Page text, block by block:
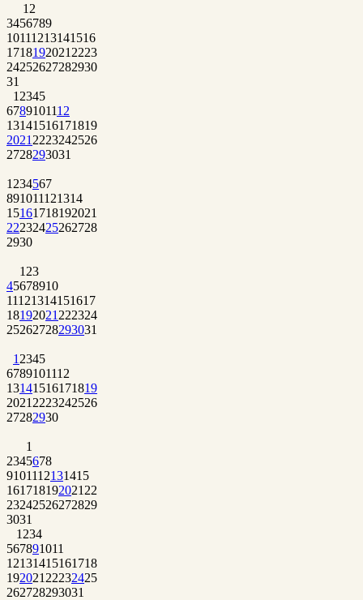
1 2
3456789
10111213141516
1718192021 2223
24252627282930
31
1 2345
6789101112
13141516171819
2021 2223242526
2728293031
1 234567
891011121314
15161718192021
22232425262728
2930
1 23
45678910
11121314151617
18192021 222324
25262728293031
1 2345
6789101112
13141516171819
2021 2223242526
27282930
1
2345678
9101112131415
161718192021 22
23242526272829
3031
1 234
567891011
12131415161718
192021 22232425
262728293031